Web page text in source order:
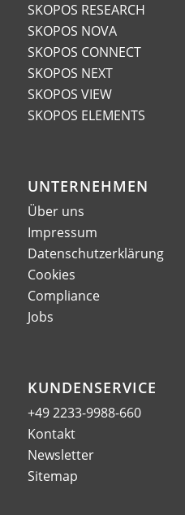
SKOPOS RESEARCH
SKOPOS NOVA
SKOPOS CONNECT
SKOPOS NEXT
SKOPOS VIEW
SKOPOS ELEMENTS
UNTERNEHMEN
Über uns
Impressum
Datenschutzerklärung
Cookies
Compliance
Jobs
KUNDENSERVICE
+49 2233-9988-660
Kontakt
Newsletter
Sitemap